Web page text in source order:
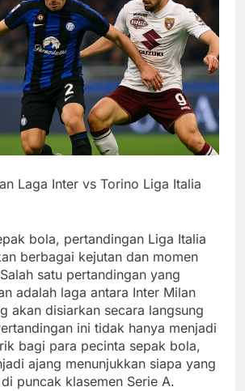
Laga Inter vs Torino Liga Italia
bola, pertandingan Liga Italia
berbagai kejutan dan momen
satu pertandingan yang
adalah laga antara Inter Milan
akan disiarkan secara langsung
ini tidak hanya menjadi
bagi para pecinta sepak bola,
ajang menunjukkan siapa yang
puncak klasemen Serie A.